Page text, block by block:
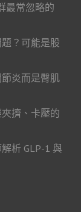
最常忽略的
？可能是股
炎而是臀肌
擠、卡壓的
析 GLP-1 與